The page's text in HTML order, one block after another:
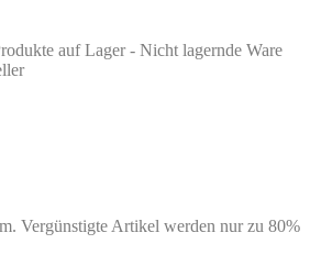
auf Lager - Nicht lagernde Ware
Vergünstigte Artikel werden nur zu 80%